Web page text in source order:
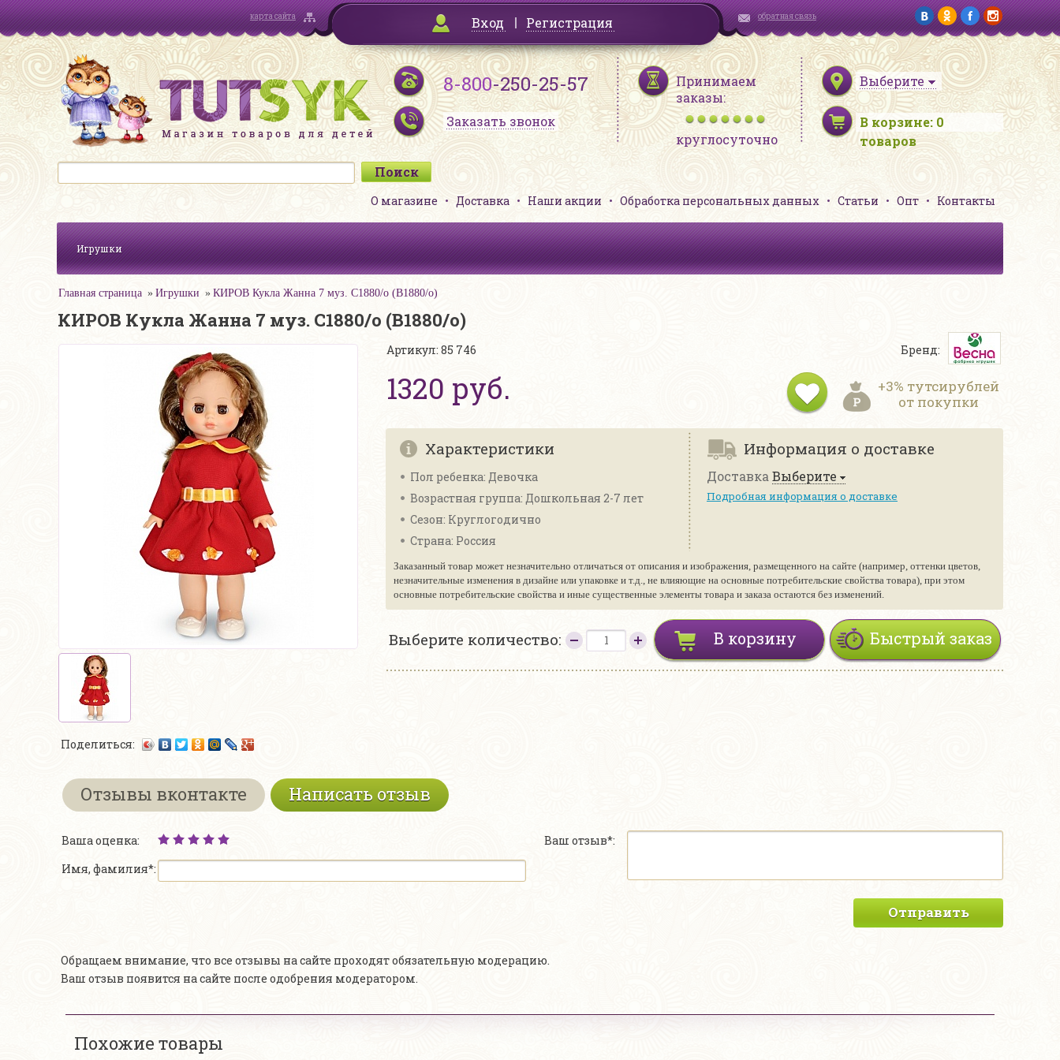
карта сайта Вход Регистрация обратная связь
8-800-250-25-57
Заказать звонок
Принимаем
заказы:
круглосуточно
Выберите
В корзине: 0
товаров
О магазине Доставка Наши акции Обработка персональных данных Статьи Опт Контакты
Игрушки
Главная страница Игрушки КИРОВ Кукла Жанна 7 муз. С1880/о (В1880/о)
КИРОВ Кукла Жанна 7 муз. С1880/о (В1880/о)
Поделиться:
Артикул: 85 746
1320 руб.
Бренд:
+3% тутсирублей
от покупки
Характеристики
Пол ребенка: Девочка
Возрастная группа: Дошкольная 2-7 лет
Сезон: Круглогодично
Страна: Россия
Информация о доставке
Доставка Выберите
Подробная информация о доставке
Заказанный товар может незначительно отличаться от описания и изображения, размещенного на сайте (например, оттенки цветов,
незначительные изменения в дизайне или упаковке и т.д., не влияющие на основные потребительские свойства товара), при этом
основные потребительские свойства и иные существенные элементы товара и заказа остаются без изменений.
Выберите количество: Быстрый заказ
В корзину
Отзывы вконтакте Написать отзыв
Ваша оценка:
Имя, фамилия*:
Ваш отзыв*:
Отправить
Обращаем внимание, что все отзывы на сайте проходят обязательную модерацию.
Ваш отзыв появится на сайте после одобрения модератором.
Похожие товары